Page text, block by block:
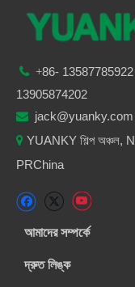
 +86- 13587785922
13905874202
 jack@yuanky.com
 YUANKY শিল্প
PRChina
আমাদের সম্পর্কে
দ্রুত লিঙ্ক